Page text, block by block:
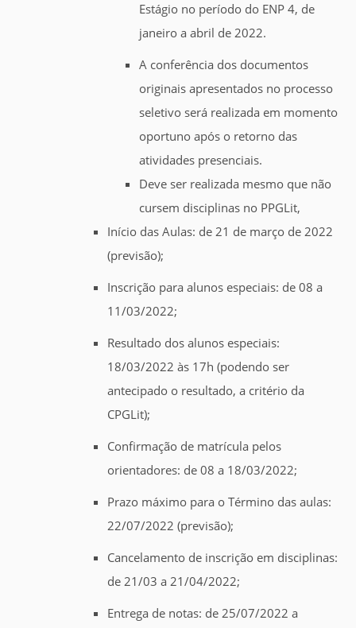
Estágio no período do ENP 4, de
janeiro a abril de 2022.
A conferência dos documentos
originais apresentados no processo
seletivo será realizada em momento
oportuno após o retorno das
atividades presenciais.
Deve ser realizada mesmo que não
cursem disciplinas no PPGLit,
Início das Aulas: de 21 de março de 2022
(previsão);
Inscrição para alunos especiais: de 08 a
11/03/2022;
Resultado dos alunos especiais:
18/03/2022 às 17h (podendo ser
antecipado o resultado, a critério da
CPGLit);
Confirmação de matrícula pelos
orientadores: de 08 a 18/03/2022;
Prazo máximo para o Término das aulas:
22/07/2022 (previsão);
Cancelamento de inscrição em disciplinas:
de 21/03 a 21/04/2022;
Entrega de notas: de 25/07/2022 a